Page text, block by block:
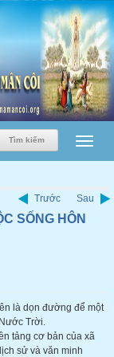
Trước Sau
SỐNG HÔN
là dọn đường để một
Trời.
tảng cơ bản của xã
sử và văn minh